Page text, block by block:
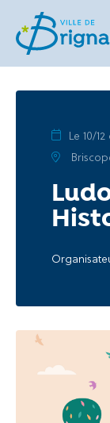
Le 10/